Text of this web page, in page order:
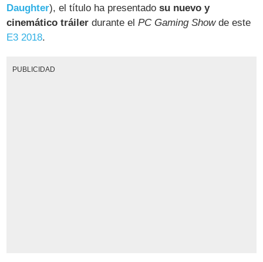
Daughter), el título ha presentadosu nuevo y
cinemático tráiler durante elPC Gaming Showde este
E3 2018.
PUBLICIDAD